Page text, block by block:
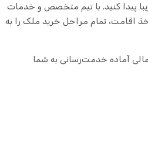
پیدا کنید. با تیم متخصص و خدمات
اقامت، تمام مراحل خرید ملک را به
آماده خدمت‌رسانی به شما